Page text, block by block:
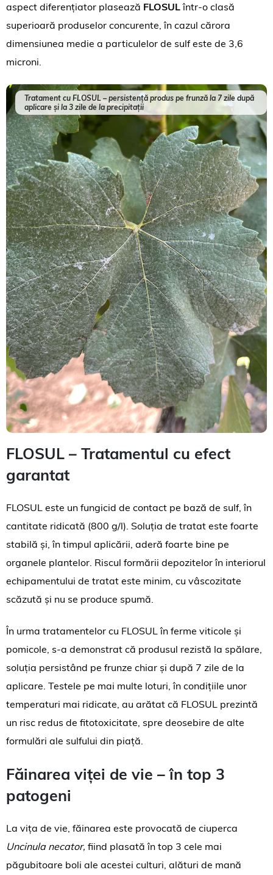
aspect diferențiator plasează FLOSULîntr-o clasă
superioară produselor concurente, în cazul cărora
dimensiunea medie a particulelor de sulf este de 3,6
microni.
Tratament cu FLOSUL – persistență produs pe frunză la 7 zile după
aplicare și la 3 zile de la precipitații
FLOSUL – Tratamentul cu efect
garantat
FLOSUL este un fungicid de contact pe bază de sulf, în
cantitate ridicată (800 g/l). Soluția de tratat este foarte
stabilă și, în timpul aplicării, aderă foarte bine pe
organele plantelor. Riscul formării depozitelor în interiorul
echipamentului de tratat este minim, cu vâscozitate
scăzută și nu se produce spumă.
În urma tratamentelor cu FLOSUL în ferme viticole și
pomicole, s-a demonstrat că produsul rezistă la spălare,
soluția persistând pe frunze chiar și după 7 zile de la
aplicare. Testele pe mai multe loturi, în condițiile unor
temperaturi mai ridicate, au arătat că FLOSUL prezintă
un risc redus de fitotoxicitate, spre deosebire de alte
formulări ale sulfului din piață.
Făinarea viței de vie – în top 3
patogeni
La vița de vie, făinarea este provocată de ciuperca
Uncinula necator, fiind plasată în top 3 cele mai
păgubitoare boli ale acestei culturi, alături de mană